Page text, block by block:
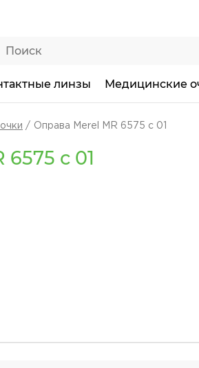
линзы Медицинские
Оправа Merel MR 6575 с 01
с 01